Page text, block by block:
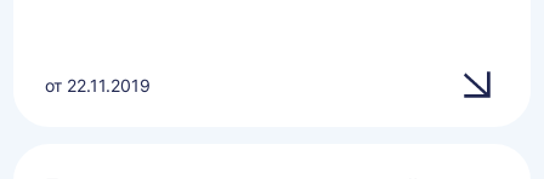
от 22.11.2019